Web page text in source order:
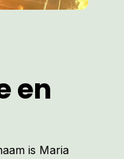
en
is Maria